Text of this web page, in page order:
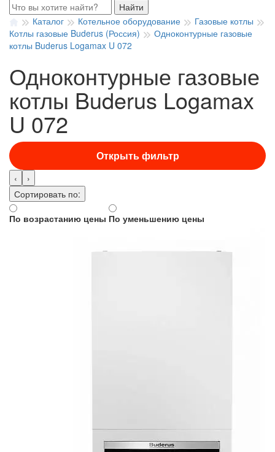
Найти
Каталог
Котельное оборудование
Газовые котлы
Котлы газовые Buderus (Россия)
Одноконтурные газовые
котлы Buderus Logamax U 072
Одноконтурные газовые
котлы Buderus Logamax
U 072
Открыть фильтр
‹
›
Сортировать по:
По возрастанию цены По уменьшению цены